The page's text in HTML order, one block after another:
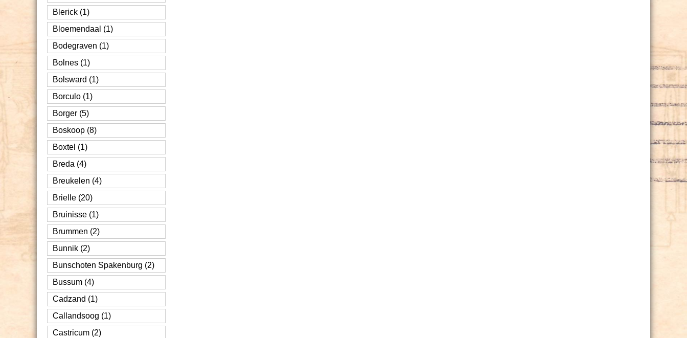
Blerick (1)
Bloemendaal (1)
Bodegraven (1)
Bolnes (1)
Bolsward (1)
Borculo (1)
Borger (5)
Boskoop (8)
Boxtel (1)
Breda (4)
Breukelen (4)
Brielle (20)
Bruinisse (1)
Brummen (2)
Bunnik (2)
Bunschoten Spakenburg (2)
Bussum (4)
Cadzand (1)
Callandsoog (1)
Castricum (2)